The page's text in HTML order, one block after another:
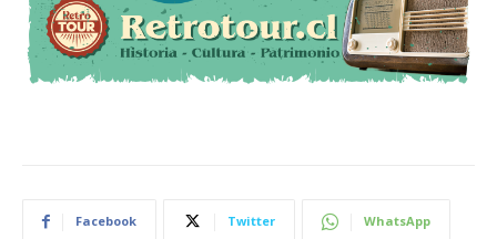
Facebook Twitter WhatsApp